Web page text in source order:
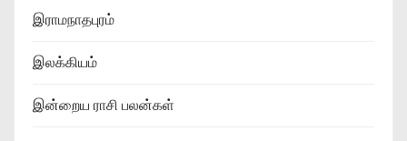
இராமநாதபுரம்
இலக்கியம்
இன்றைய ராசி பலன்கள்